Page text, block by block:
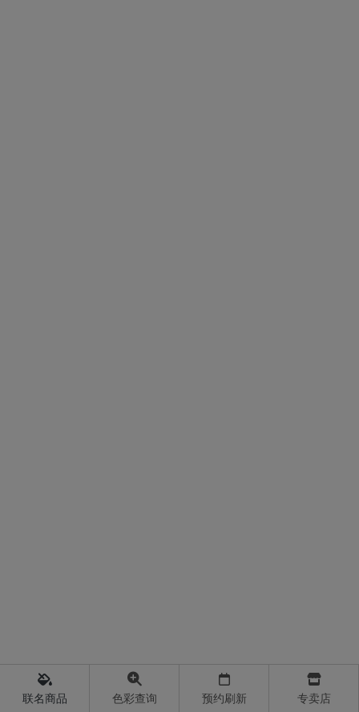
联名商品 色彩查询 预约刷新 专卖店